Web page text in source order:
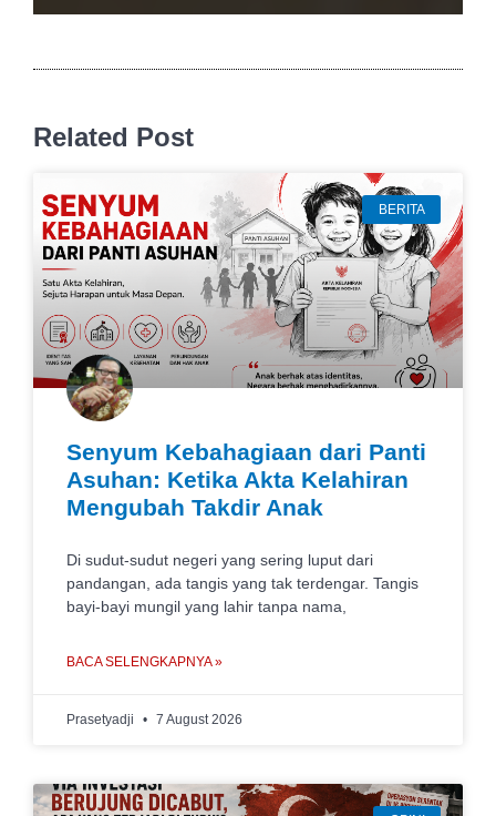
Related Post
BERITA
Senyum Kebahagiaan dari Panti
Asuhan: Ketika Akta Kelahiran
Mengubah Takdir Anak
Di sudut-sudut negeri yang sering luput dari
pandangan, ada tangis yang tak terdengar. Tangis
bayi-bayi mungil yang lahir tanpa nama,
BACA SELENGKAPNYA »
Prasetyadji 7 August 2026